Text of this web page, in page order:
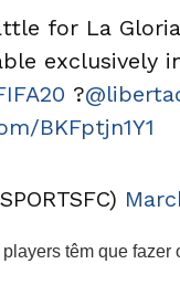
for La
exclusively
?
BKFptjn1Y1
têm que